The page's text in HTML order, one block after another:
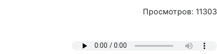
Просмотров: 11303